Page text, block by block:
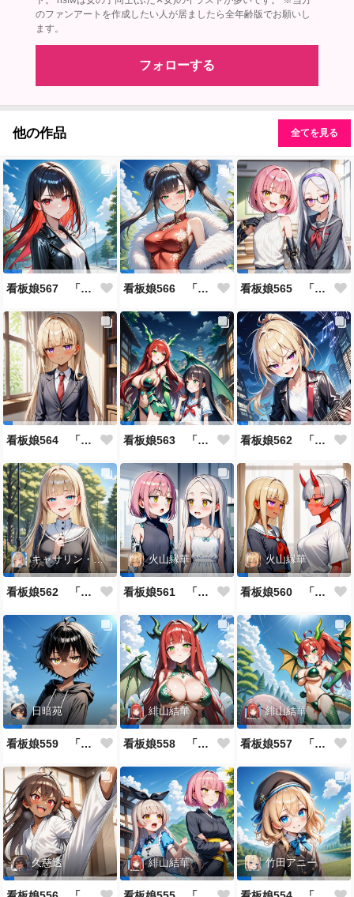
のファンアートを作成したい人が居ましたら全年齢版でお願いし
ます。
フォローする
他の作品 全てを見る
看板娘567 「雪村恋のよもやま話」 看板娘566 「ナンシー・ツァオのよもやま話」 看板娘565 「銀一族」
看板娘564 「ジェルマ・レスポストン・八百のよもやま話」 看板娘563 「騒ぎの終わり」 看板娘562 「八木沼千絵のよもやま話」
キャサリン・アストリー
看板娘562 「キャサリン・アストリーのよもやま話」
火山縁華
看板娘561 「火山一族」
火山縁華
看板娘560 「緋山一族」
日暗苑
看板娘559 「日暗苑のよもやま話」
緋山結華
看板娘558 「緋山結華」キャラクター紹介
緋山結華
看板娘557 「其々の再会」
久慈透 緋山結華 竹田アニー